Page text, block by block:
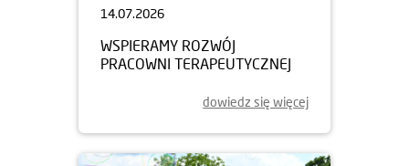
14.07.2026
WSPIERAMY ROZWÓJ
PRACOWNI TERAPEUTYCZNEJ
dowiedz się więcej